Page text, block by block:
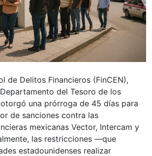
de Delitos Financieros (FinCEN),
del Tesoro de los
una prórroga de 45 días para
de sanciones contra las
mexicanas Vector, Intercam y
las restricciones —que
estadounidenses realizar